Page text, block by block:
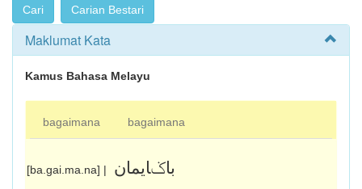
Maklumat Kata
Kamus Bahasa Melayu
bagaimana bagaimana
[ba.gai.ma.na] | باݢايمان